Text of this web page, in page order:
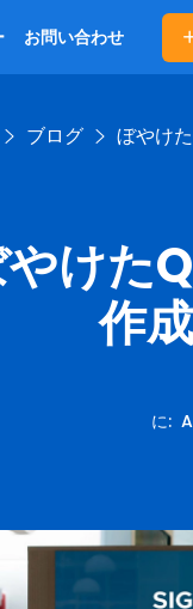
お問い合わせ
ブログ ぼやけ
けた
作
に: